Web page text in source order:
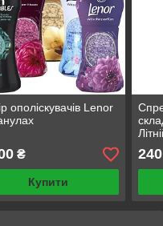
ополіскувачів Lenor
₴
Купити
240